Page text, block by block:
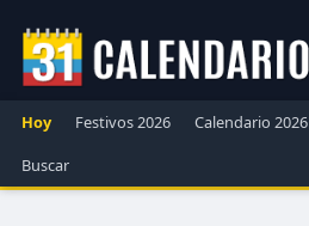
Hoy Festivos 2026 Calendario 2026
Buscar